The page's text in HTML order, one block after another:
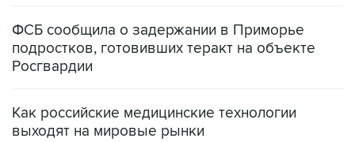
ФСБ сообщила о задержании в Приморье
подростков, готовивших теракт на объекте
Росгвардии
Как российские медицинские технологии
выходят на мировые рынки